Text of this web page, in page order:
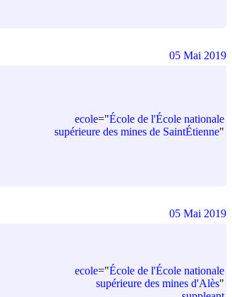
ecole="École de l'École nationale
supérieure des mines de SaintÉtienne"
05 Mai 2019
ecole="École de l'École nationale
supérieure des mines d'Alès"
05 Mai 2019